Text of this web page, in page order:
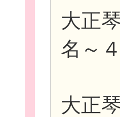
大正
名～４
大正